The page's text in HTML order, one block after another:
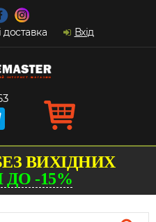
доставка Вхід
ВИХІДНИХ
-15%